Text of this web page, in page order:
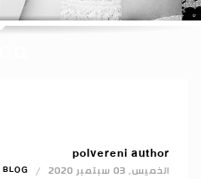
polvereni author
الخميس, 03 سبتمبر 2020 /
BLOG